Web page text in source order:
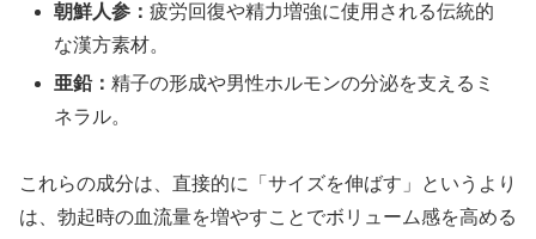
朝鮮人参：疲労回復や精力増強に使用される伝統的
な漢方素材。
亜鉛：精子の形成や男性ホルモンの分泌を支えるミ
ネラル。
これらの成分は、直接的に「サイズを伸ばす」というより
は、勃起時の血流量を増やすことでボリューム感を高める